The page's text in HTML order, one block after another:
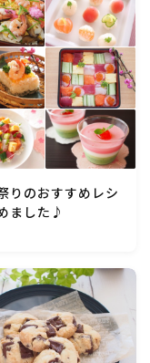
ケークサレ・
など)
製品料理
柱・コーン
りのおすすめレシ
ました♪